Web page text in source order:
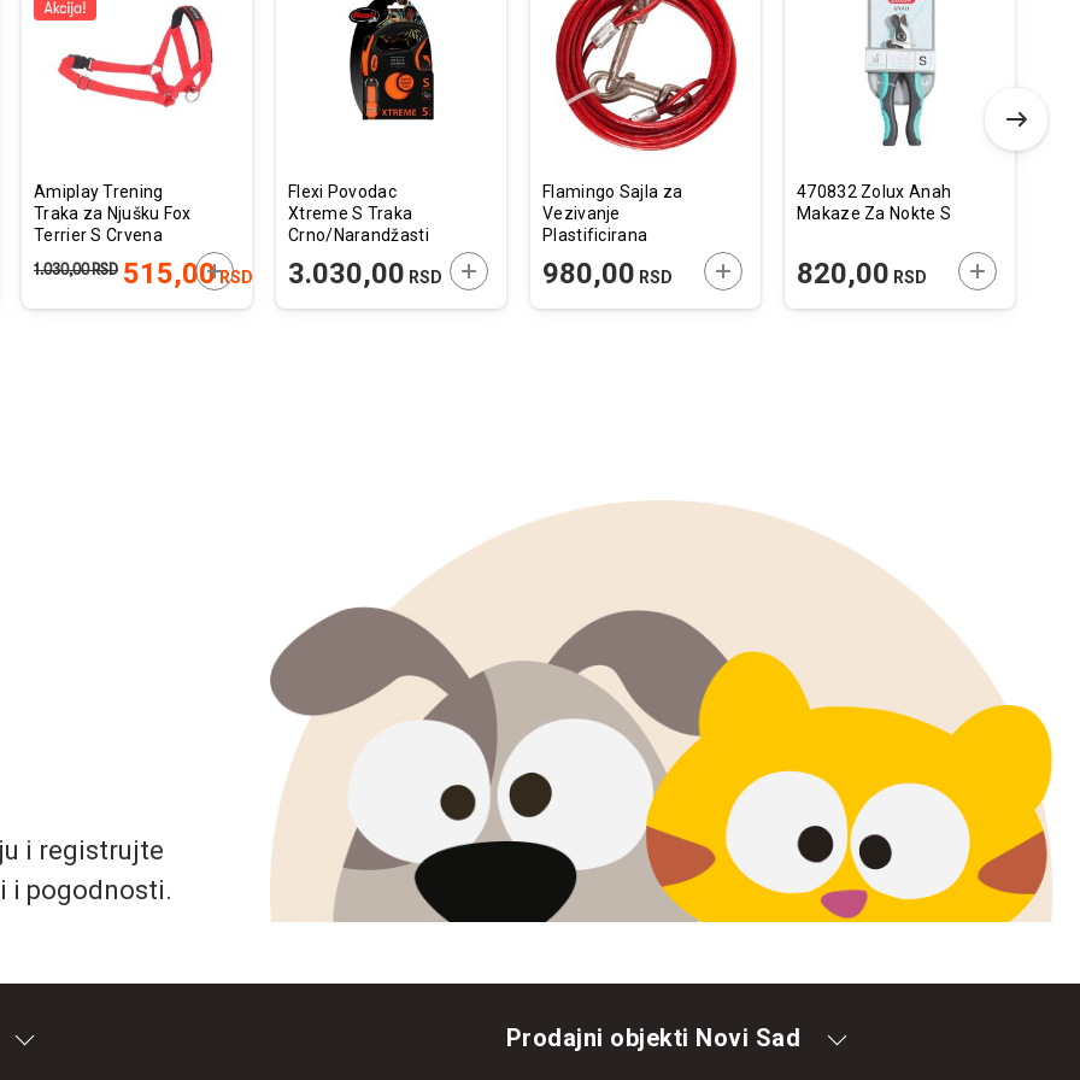
U KORPU
Amiplay Trening
Traka za Njušku Fox
Terrier S Crvena
41cm x 2cm515,00RSD
1.030,00RSD DODAJTE U KORPU
želja
Flexi Povodac
Xtreme S Traka
Crno/Narandžasti
3.030,00 RSD DODAJTE U KORPU
Flamingo Sajla za
Vezivanje
Plastificirana
980,00 RSD DODAJTE U KORPU
u
listu
želja
470832 Zolux Anah
Makaze Za Nokte S
820,00 RSD DODAJTE U
i registrujte
i pogodnosti.
Prodajni objekti Novi Sad